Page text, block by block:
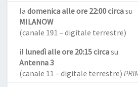
la domenica alle ore 22:00 circasu
MILANOW
(canale 191 – digitale terrestre)
il lunedì alle ore 20:15 circasu
Antenna 3
(canale 11 – digitale terrestre)